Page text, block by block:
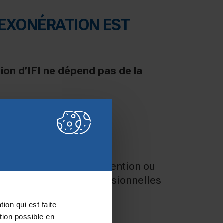
qui est faite
possible en
EST
d’IFI ne dépend pas de la
simple activité de détention ou
qualifiées de « professionnelles